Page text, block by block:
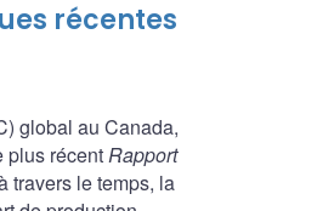
récentes
global au Canada,
plus récentRapport
travers le temps, la